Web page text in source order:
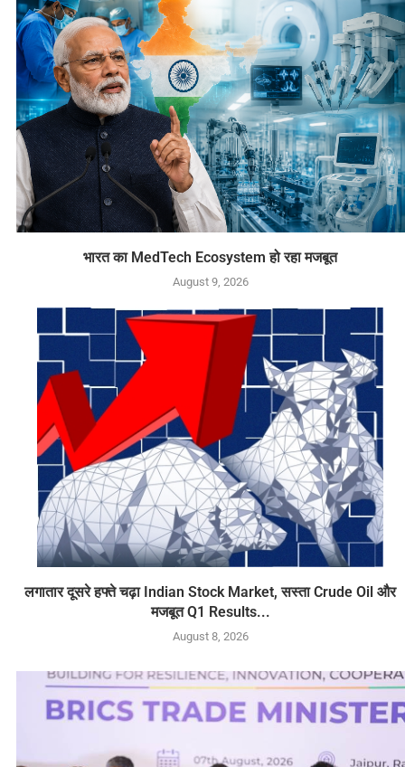
भारत का MedTech Ecosystem हो रहा मजबूत
August 9, 2026
लगातार दूसरे हफ्ते चढ़ा Indian Stock Market, सस्ता Crude Oil और
मजबूत Q1 Results...
August 8, 2026